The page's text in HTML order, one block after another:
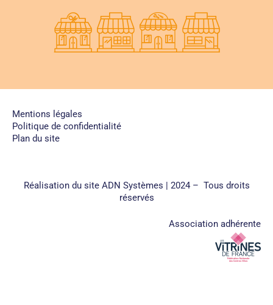
Mentions légales
Politique de confidentialité
Plan du site
Réalisation du site ADN Systèmes | 2024 – Tous droits
réservés
Association adhérente